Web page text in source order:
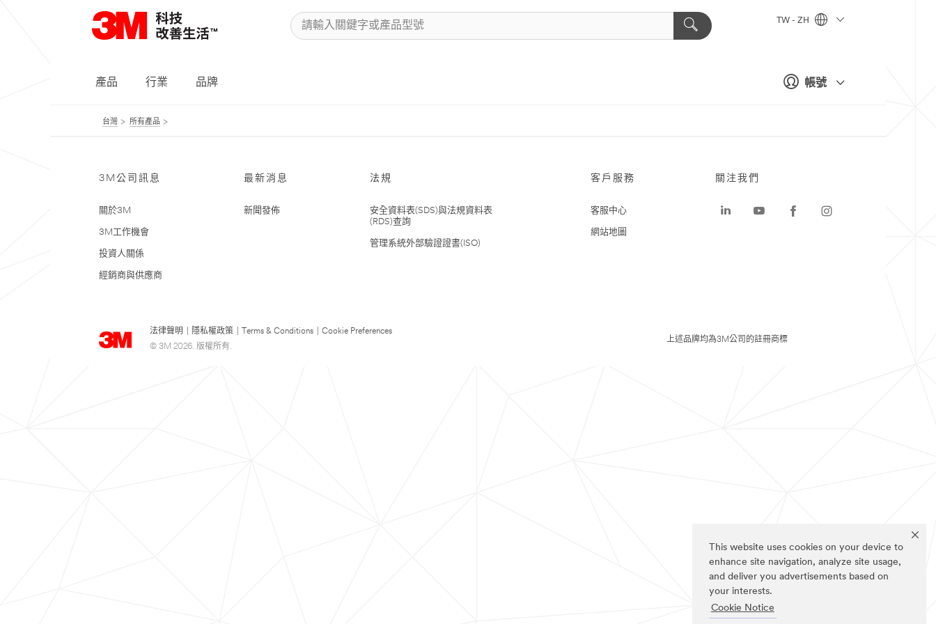
This website uses cookies on your device to
enhance site navigation, analyze site usage,
and deliver you advertisements based on
your interests.
Cookie Notice
帳號
TW - ZH
產品 行業 品牌
台灣 所有產品
3M公司訊息
關於3M
3M工作機會
投資人關係
經銷商與供應商
最新消息
新聞發佈
法規
安全資料表(SDS)與法規資料表
(RDS)查詢
管理系統外部驗證證書(ISO)
客戶服務
客服中心
網站地圖
法律聲明 隱私權政策 Terms & Conditions
Cookie Preferences
© 3M 2026. 版權所有.
關注我們
上述品牌均為3M公司的註冊商標